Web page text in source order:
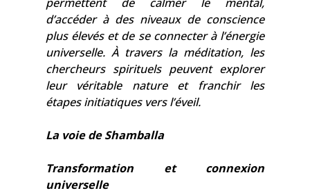
d’accéder à des niveaux de conscience
plus élevés et de se connecter à l’énergie
universelle. À travers la méditation, les
chercheurs spirituels peuvent explorer
leur véritable nature et franchir les
étapes initiatiques vers l’éveil.
La voie de Shamballa
Transformation et connexion
universelle